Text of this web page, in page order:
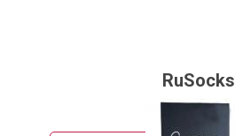
RuSocks
114 руб.